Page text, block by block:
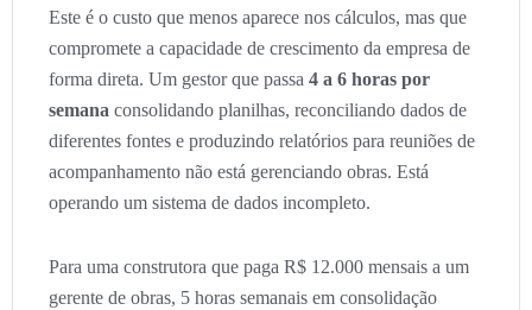
Este é o custo que menos aparece nos cálculos, mas que
compromete a capacidade de crescimento da empresa de
forma direta. Um gestor que passa 4 a 6 horas por
semana consolidando planilhas, reconciliando dados de
diferentes fontes e produzindo relatórios para reuniões de
acompanhamento não está gerenciando obras. Está
operando um sistema de dados incompleto.
Para uma construtora que paga R$ 12.000 mensais a um
gerente de obras, 5 horas semanais em consolidação